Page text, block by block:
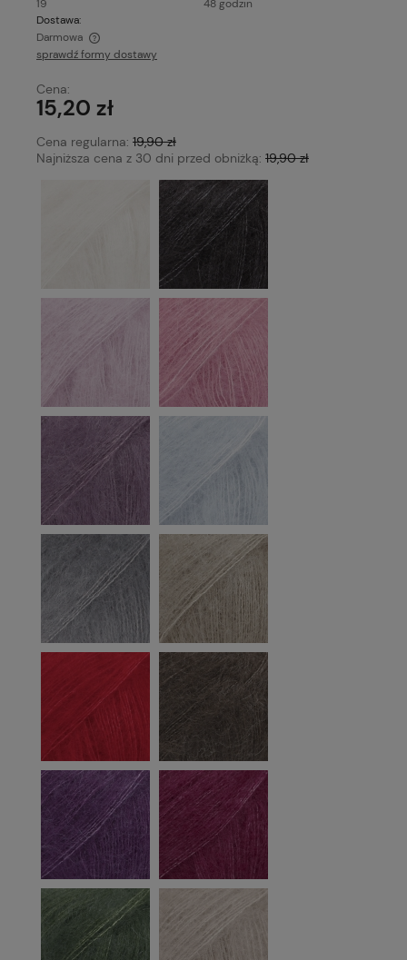
19
48 godzin
Dostawa:
Darmowa
Cena nie zawiera ewentualnych kosztów płatności
sprawdź formy dostawy
Cena:
15,20 zł
Cena regularna: 19,90 zł
Najniższa cena z 30 dni przed obniżką: 19,90 zł